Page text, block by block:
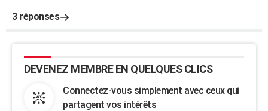
3 réponses
DEVENEZ MEMBRE EN QUELQUES CLICS
Connectez-vous simplement avec ceux qui
partagent vos intérêts